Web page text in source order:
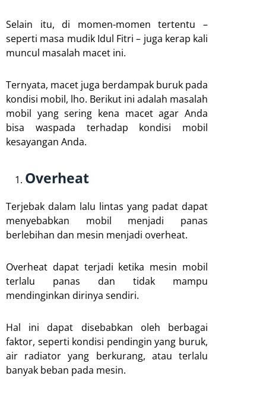
Selain itu, di momen-momen tertentu –
seperti masa mudik Idul Fitri – juga kerap kali
muncul masalah macet ini.
Ternyata, macet juga berdampak buruk pada
kondisi mobil, lho. Berikut ini adalah masalah
mobil yang sering kena macet agar Anda
bisa waspada terhadap kondisi mobil
kesayangan Anda.
Overheat
Terjebak dalam lalu lintas yang padat dapat
menyebabkan mobil menjadi panas
berlebihan dan mesin menjadi overheat.
Overheat dapat terjadi ketika mesin mobil
terlalu panas dan tidak mampu
mendinginkan dirinya sendiri.
Hal ini dapat disebabkan oleh berbagai
faktor, seperti kondisi pendingin yang buruk,
air radiator yang berkurang, atau terlalu
banyak beban pada mesin.